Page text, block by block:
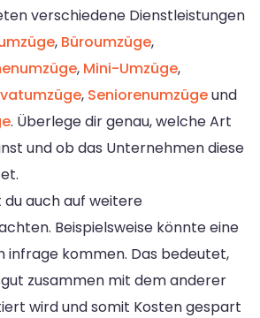
verschiedene Dienstleistungen
, Büroumzüge,
, Mini-Umzüge,
, Seniorenumzügeund
. Überlege dir genau, welche Art
und ob das Unternehmen diese
auch auf weitere
Beispielsweise könnte eine
infrage kommen. Das bedeutet,
zusammen mit dem anderer
wird und somit Kosten gespart